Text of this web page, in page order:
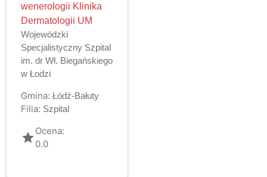
wenerologii Klinika
Dermatologii UM
Wojewódzki
Specjalistyczny Szpital
im. dr Wł. Biegańskiego
w Łodzi
Gmina: Łódź-Bałuty
Filia: Szpital
gradeOcena:
0.0